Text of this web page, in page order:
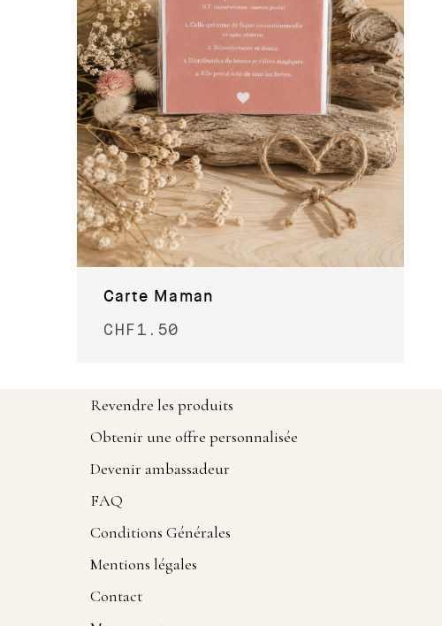
Carte Maman
CHF 1.50
Revendre les produits
Obtenir une offre personnalisée
Devenir ambassadeur
FAQ
Conditions Générales
Mentions légales
Contact